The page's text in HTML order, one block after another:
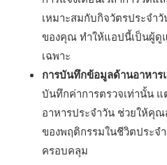
เหมาะสมกับกิจวัตรประจำ
ของคุณ ทำให้แอปนี้เป็นผู้
เฉพาะ
การบันทึกข้อมูลด้านอาหาร
บันทึกค่าการตรวจเท่านั้น
อาหารประจำวัน ช่วยให้คุ
ของพฤติกรรมในชีวิตประ
ครอบคลุม